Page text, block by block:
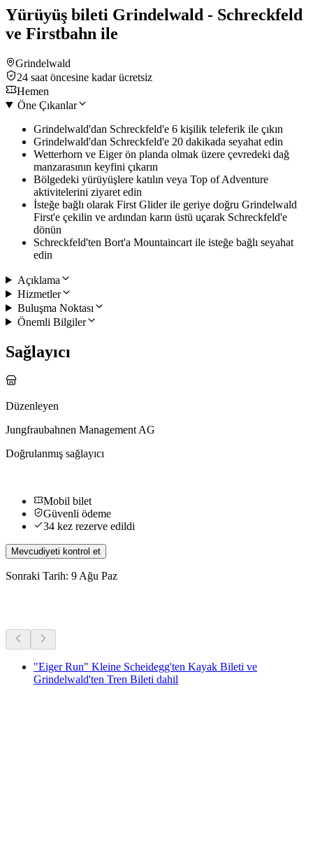
Yürüyüş bileti Grindelwald - Schreckfeld
ve Firstbahn ile
Grindelwald
24 saat öncesine kadar ücretsiz
Hemen
Öne Çıkanlar
Grindelwald'dan Schreckfeld'e 6 kişilik teleferik ile çıkın
Grindelwald'dan Schreckfeld'e 20 dakikada seyahat edin
Wetterhorn ve Eiger ön planda olmak üzere çevredeki dağ
manzarasının keyfini çıkarın
Bölgedeki yürüyüşlere katılın veya Top of Adventure
aktivitelerini ziyaret edin
İsteğe bağlı olarak First Glider ile geriye doğru Grindelwald
First'e çekilin ve ardından karın üstü uçarak Schreckfeld'e
dönün
Schreckfeld'ten Bort'a Mountaincart ile isteğe bağlı seyahat
edin
Açıklama
Hizmetler
Buluşma Noktası
Önemli Bilgiler
Sağlayıcı
Düzenleyen
Jungfraubahnen Management AG
Doğrulanmış sağlayıcı
Mobil bilet
Güvenli ödeme
34 kez rezerve edildi
Mevcudiyeti kontrol et
Sonraki Tarih: 9 Ağu Paz
"Eiger Run" Kleine Scheidegg'ten Kayak Bileti ve
Grindelwald'ten Tren Bileti dahil